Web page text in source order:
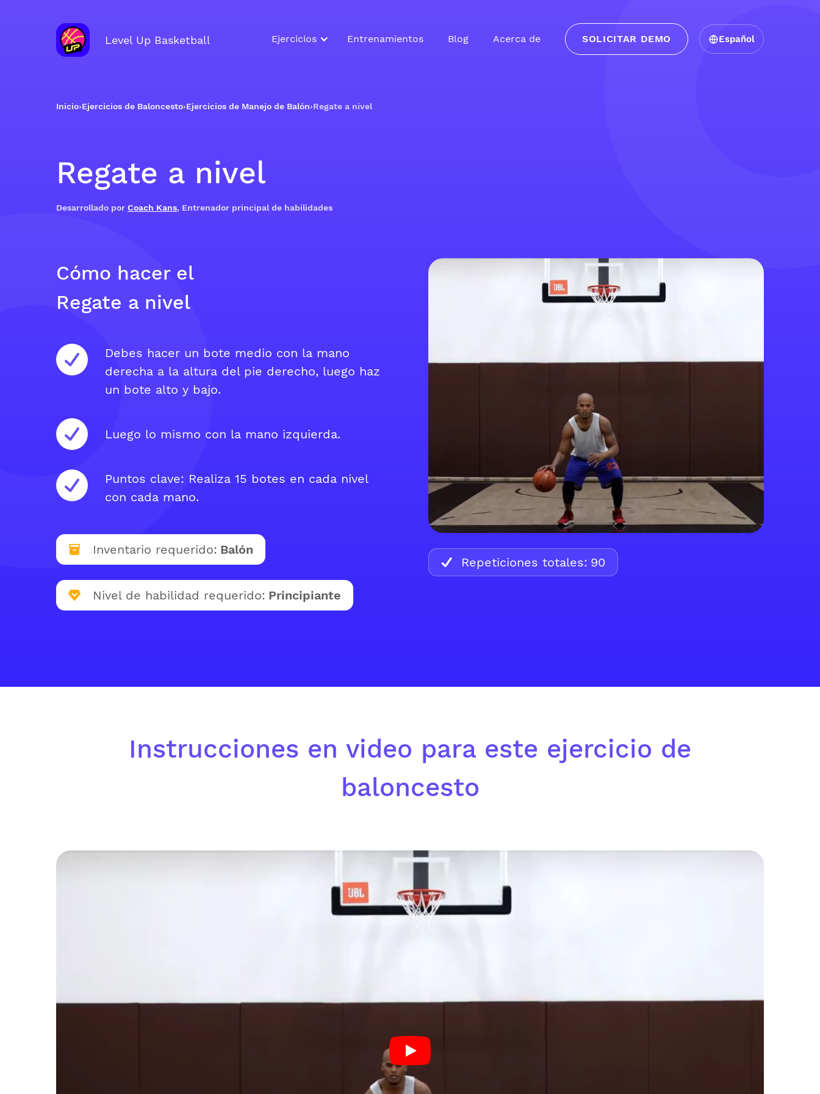
Level Up Basketball Ejercicios Entrenamientos Blog Acerca de SOLICITAR DEMO Español
Inicio›Ejercicios de Baloncesto›Ejercicios de Manejo de Balón›Regate a nivel
Regate a nivel
Desarrollado por Coach Kans, Entrenador principal de habilidades
Cómo hacer el
Regate a nivel
Debes hacer un bote medio con la mano
derecha a la altura del pie derecho, luego haz
un bote alto y bajo.
Luego lo mismo con la mano izquierda.
Puntos clave: Realiza 15 botes en cada nivel
con cada mano.
Inventario requerido: Balón
Nivel de habilidad requerido: Principiante
Repeticiones totales: 90
Instrucciones en video para este ejercicio de
baloncesto